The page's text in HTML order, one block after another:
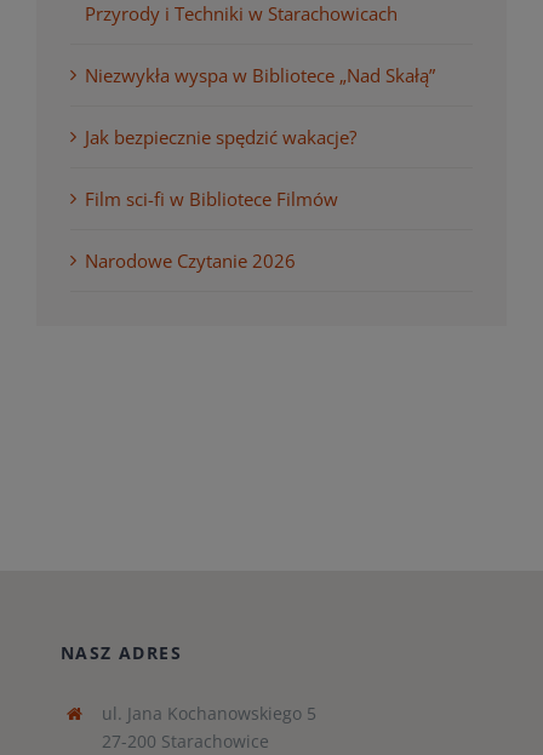
Przyrody i Techniki w Starachowicach
Niezwykła wyspa w Bibliotece „Nad Skałą”
Jak bezpiecznie spędzić wakacje?
Film sci-fi w Bibliotece Filmów
Narodowe Czytanie 2026
NASZ ADRES
ul. Jana Kochanowskiego 5
27-200 Starachowice